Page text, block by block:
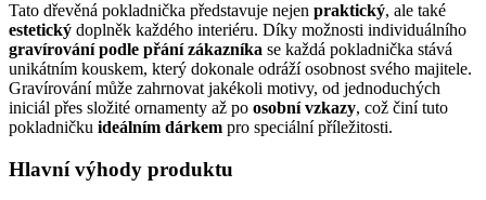
Tato dřevěná pokladnička představuje nejen praktický, ale také
estetický doplněk každého interiéru. Díky možnosti individuálního
gravírování podle přání zákazníka se každá pokladnička stává
unikátním kouskem, který dokonale odráží osobnost svého majitele.
Gravírování může zahrnovat jakékoli motivy, od jednoduchých
iniciál přes složité ornamenty až po osobní vzkazy, což činí tuto
pokladničku ideálním dárkem pro speciální příležitosti.
Hlavní výhody produktu